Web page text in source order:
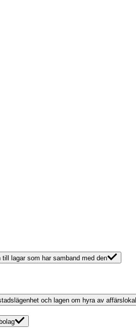
lagar som har samband med den
och lagen om hyra av affärslokal